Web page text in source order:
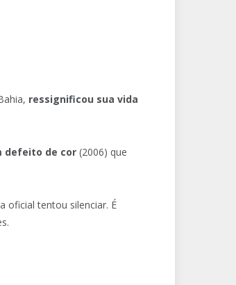
ressignificou sua vida
defeito de cor (2006) que
oficial tentou silenciar. É